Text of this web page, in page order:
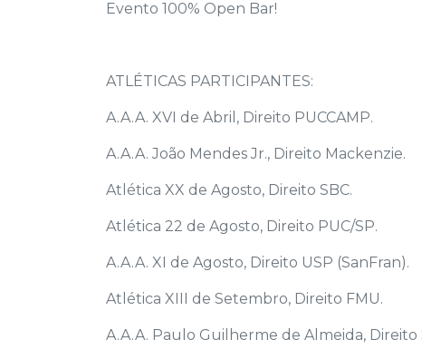
Evento 100% Open Bar!
ATLÉTICAS PARTICIPANTES:
A.A.A. XVI de Abril, Direito PUCCAMP.
A.A.A. João Mendes Jr., Direito Mackenzie.
Atlética XX de Agosto, Direito SBC.
Atlética 22 de Agosto, Direito PUC/SP.
A.A.A. XI de Agosto, Direito USP (SanFran).
Atlética XIII de Setembro, Direito FMU.
A.A.A. Paulo Guilherme de Almeida, Direito